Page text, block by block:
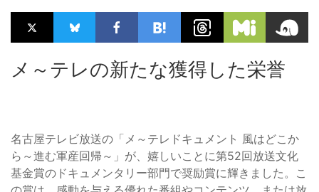
メ～テレの新たな獲得した栄誉
名古屋テレビ放送の「メ～テレドキュメント 風はどこか
ら～進む軍産回帰～」が、嬉しいことに第52回放送文化
基金賞のドキュメンタリー部門で奨励賞に輝きました。こ